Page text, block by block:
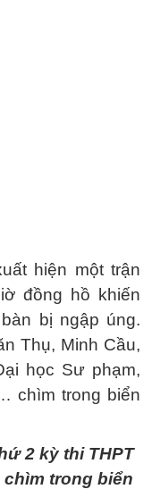
hiện một trận
đồng hồ khiến
bị ngập úng.
Thụ, Minh Cầu,
học Sư phạm,
chìm trong biển
2 kỳ thi THPT
chìm trong biển